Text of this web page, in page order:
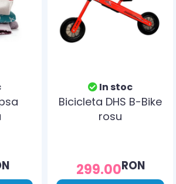
In stoc
Bicicleta DHS B-Bike
rosu
299.00RON